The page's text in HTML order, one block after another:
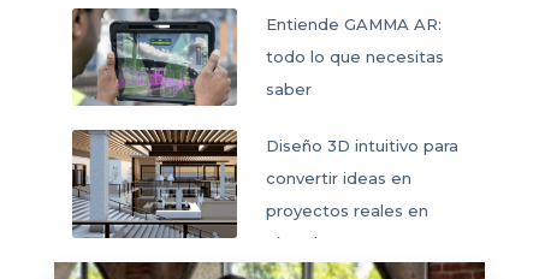
Entiende GAMMA AR:
todo lo que necesitas
saber
Diseño 3D intuitivo para
convertir ideas en
proyectos reales en
SketchUp